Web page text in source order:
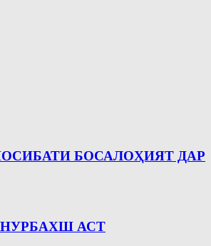
БОСАЛОҲИЯТ ДАР
АСТ